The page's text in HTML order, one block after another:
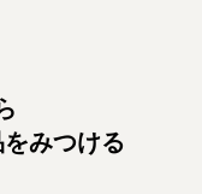
みつける